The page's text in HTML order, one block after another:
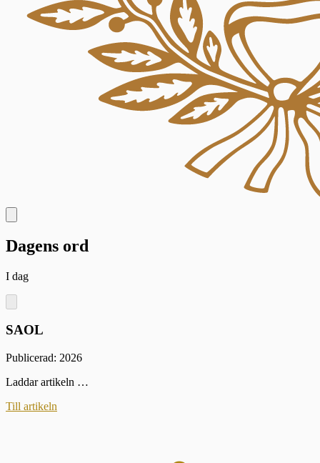
Dagens ord
I dag
SAOL
Publicerad: 2026
Laddar artikeln …
Till artikeln